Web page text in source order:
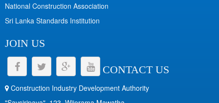
National Construction Association
Sri Lanka Standards Institution
JOIN US
CONTACT US
Construction Industry Development Authority